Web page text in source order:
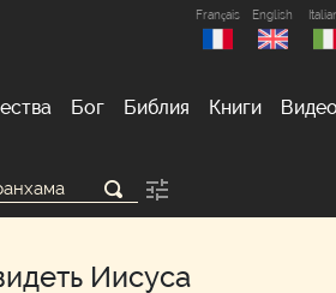
Français English
Бог Библия Книги Видео
Иисуса